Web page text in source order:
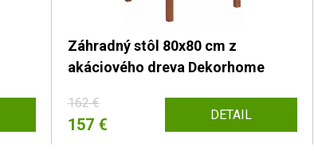
Záhradný stôl 80x80 cm z
akáciového dreva Dekorhome
162 €
157 € DETAIL